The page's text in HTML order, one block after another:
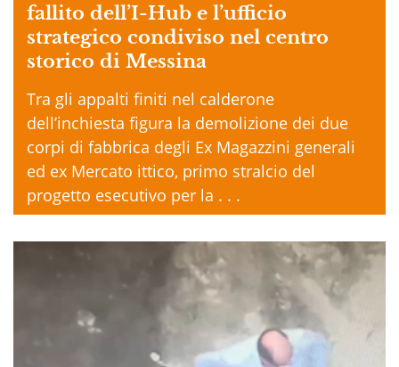
fallito dell’I-Hub e l’ufficio
strategico condiviso nel centro
storico di Messina
Tra gli appalti finiti nel calderone
dell’inchiesta figura la demolizione dei due
corpi di fabbrica degli Ex Magazzini generali
ed ex Mercato ittico, primo stralcio del
progetto esecutivo per la . . .